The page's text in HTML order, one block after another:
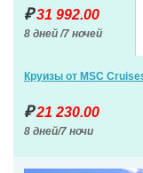
₽31 992.00
8 дней /7 ночей
Круизы от MSC
₽21 230.00
8 дней/7 ночи